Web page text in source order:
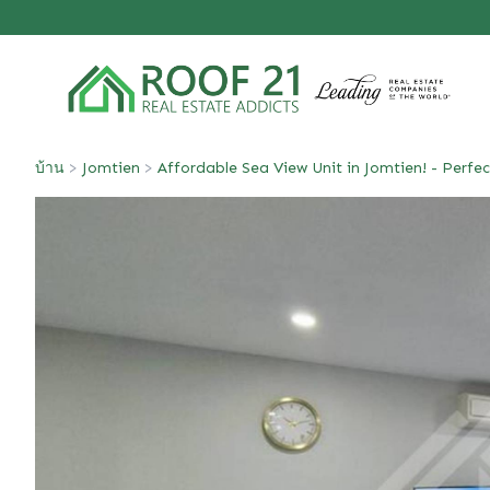
บ้าน > Jomtien > Affordable Sea View Unit in Jomtien! -